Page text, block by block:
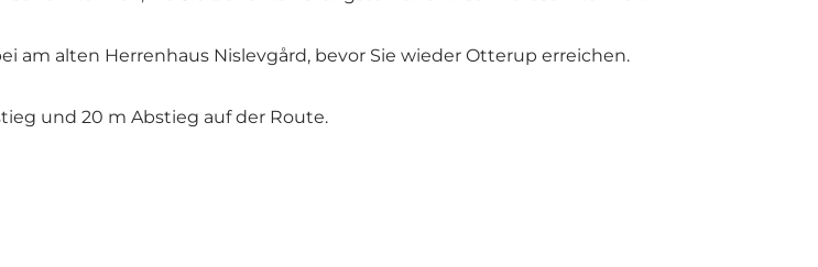
am alten Herrenhaus Nislevgård, bevor Sie wieder Otterup erreichen.
und 20 m Abstieg auf der Route.